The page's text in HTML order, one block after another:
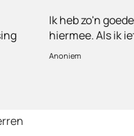
Ik heb zo'n
hiermee. Als ik
vul ik een
Anoniem